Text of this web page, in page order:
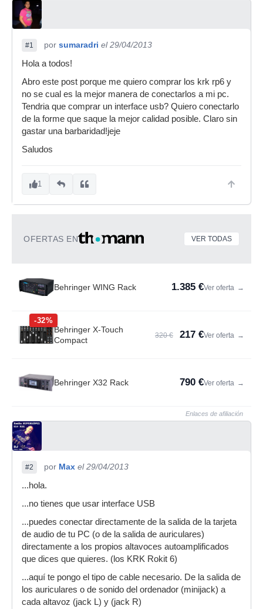
#1 por sumaradri el 29/04/2013
Hola a todos!
Abro este post porque me quiero comprar los krk rp6 y
no se cual es la mejor manera de conectarlos a mi pc.
Tendria que comprar un interface usb? Quiero conectarlo
de la forme que saque la mejor calidad posible. Claro sin
gastar una barbaridad!jeje
Saludos
1
OFERTAS EN VER TODAS
Behringer WING Rack 1.385 €Ver oferta →
-32%
Behringer X-Touch
Compact
320 € 217 €Ver oferta →
Behringer X32 Rack 790 €Ver oferta →
Enlaces de afiliación
#2 por Max el 29/04/2013
...hola.
...no tienes que usar interface USB
...puedes conectar directamente de la salida de la tarjeta
de audio de tu PC (o de la salida de auriculares)
directamente a los propios altavoces autoamplificados
que dices que quieres. (los KRK Rokit 6)
...aquí te pongo el tipo de cable necesario. De la salida de
los auriculares o de sonido del ordenador (minijack) a
cada altavoz (jack L) y (jack R)